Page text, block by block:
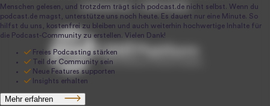
podcast.de ~ 2004-2026